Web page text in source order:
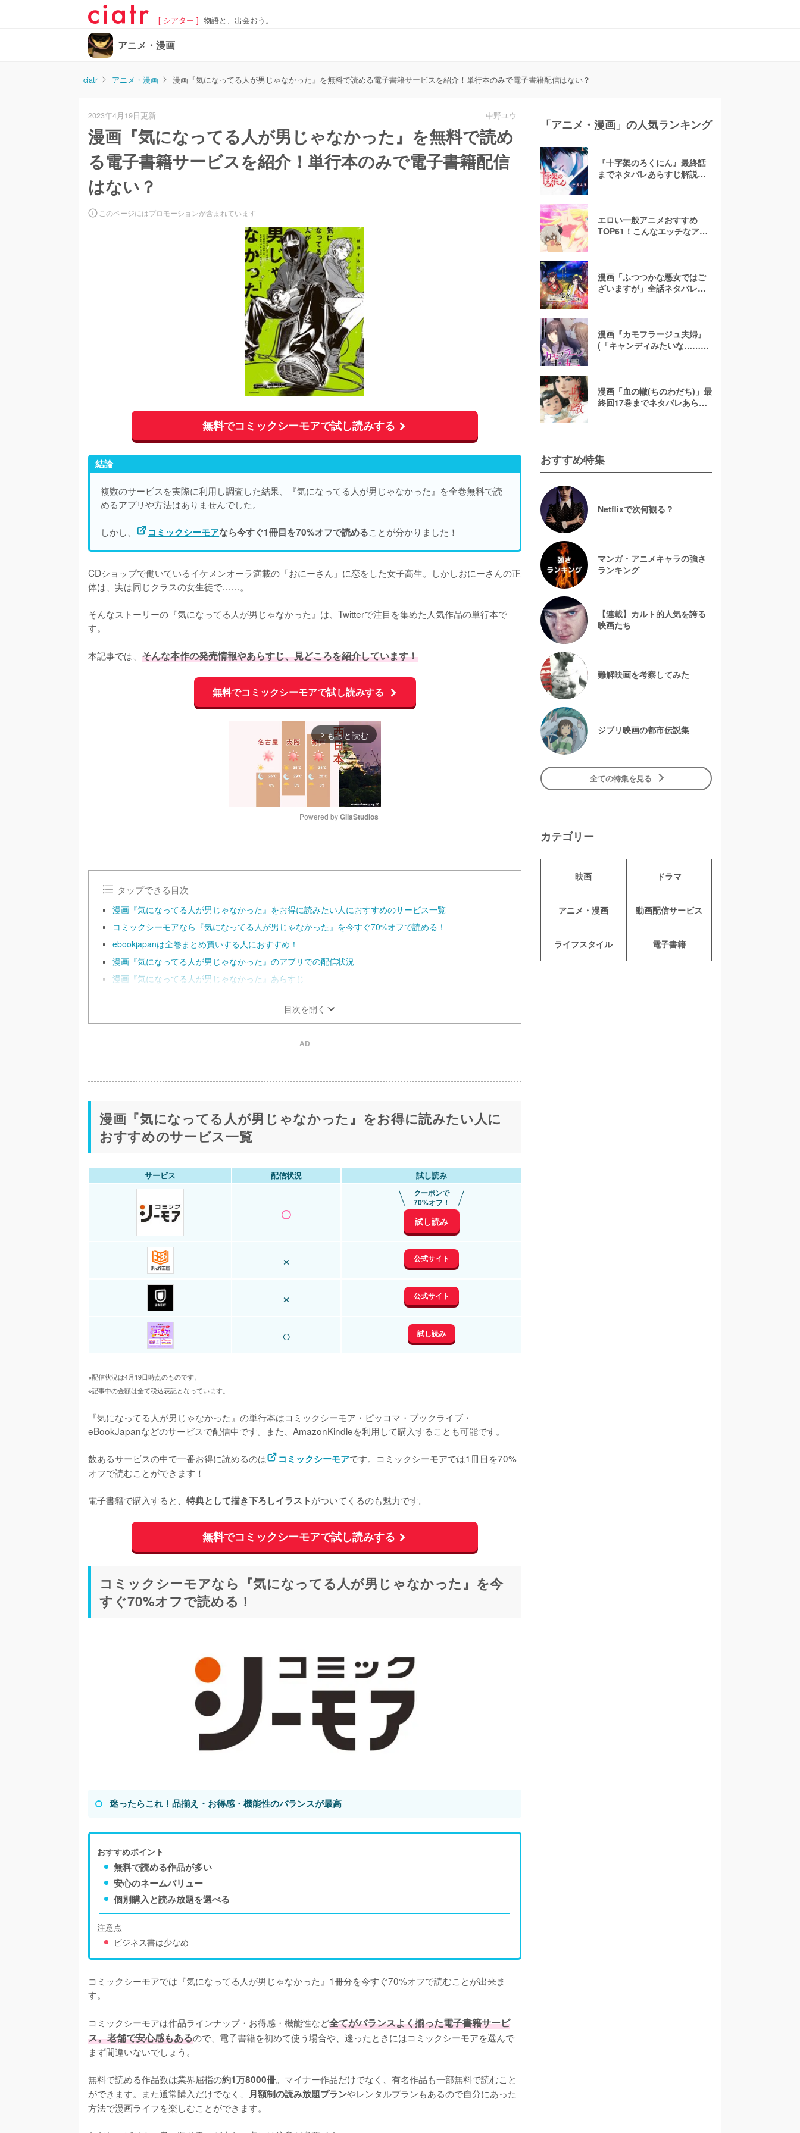
[ シアター ] 物語と、出会おう。
アニメ・漫画
ciatr アニメ・漫画 漫画『気になってる人が男じゃなかった』を無料で読める電子書籍サービスを紹介！単行本のみで電子書籍配信はない？
2023年4月19日更新 中野ユウ
漫画『気になってる人が男じゃなかった』を無料で読め
る電子書籍サービスを紹介！単行本のみで電子書籍配信
はない？
このページにはプロモーションが含まれています
無料でコミックシーモアで試し読みする
結論
複数のサービスを実際に利用し調査した結果、『気になってる人が男じゃなかった』を全巻無料で読
めるアプリや方法はありませんでした。
しかし、 コミックシーモアなら今すぐ1冊目を70%オフで読めることが分かりました！
CDショップで働いているイケメンオーラ満載の「おにーさん」に恋をした女子高生。しかしおにーさんの正
体は、実は同じクラスの女生徒で……。
そんなストーリーの『気になってる人が男じゃなかった』は、Twitterで注目を集めた人気作品の単行本で
す。
本記事では、 そんな本作の発売情報やあらすじ、見どころを紹介しています！
無料でコミックシーモアで試し読みする
arrow_forward_ios もっと読む
u
Powered by GliaStudios
タップできる目次
漫画『気になってる人が男じゃなかった』をお得に読みたい人におすすめのサービス一覧
コミックシーモアなら『気になってる人が男じゃなかった』を今すぐ70%オフで読める！
ebookjapanは全巻まとめ買いする人におすすめ！
漫画『気になってる人が男じゃなかった』のアプリでの配信状況
漫画『気になってる人が男じゃなかった』あらすじ
目次を開く
AD
漫画『気になってる人が男じゃなかった』をお得に読みたい人に
おすすめのサービス一覧
サービス 配信状況 試し読み
○
クーポンで
70%オフ！
試し読み
× 公式サイト
× 公式サイト
○ 試し読み
※配信状況は4月19日時点のものです。
※記事中の金額は全て税込表記となっています。
『気になってる人が男じゃなかった』の単行本はコミックシーモア・ピッコマ・ブックライブ・
eBookJapanなどのサービスで配信中です。また、AmazonKindleを利用して購入することも可能です。
数あるサービスの中で一番お得に読めるのは コミックシーモアです。コミックシーモアでは1冊目を70%
オフで読むことができます！
電子書籍で購入すると、 特典として描き下ろしイラストがついてくるのも魅力です。
無料でコミックシーモアで試し読みする
コミックシーモアなら『気になってる人が男じゃなかった』を今
すぐ70%オフで読める！
迷ったらこれ！品揃え・お得感・機能性のバランスが最高
おすすめポイント
無料で読める作品が多い
安心のネームバリュー
個別購入と読み放題を選べる
注意点
ビジネス書は少なめ
コミックシーモアでは『気になってる人が男じゃなかった』1冊分を今すぐ70%オフで読むことが出来ま
す。
コミックシーモアは作品ラインナップ・お得感・機能性など全てがバランスよく揃った電子書籍サービ
ス。老舗で安心感もあるので、電子書籍を初めて使う場合や、迷ったときにはコミックシーモアを選んで
まず間違いないでしょう。
無料で読める作品数は業界屈指の約1万8000冊。マイナー作品だけでなく、有名作品も一部無料で読むこと
ができます。また通常購入だけでなく、 月額制の読み放題プランやレンタルプランもあるので自分にあった
方法で漫画ライフを楽しむことができます。
「アニメ・漫画」の人気ランキング
『十字架のろくにん』最終話
までネタバレあらすじ解説！
エロい一般アニメおすすめ
TOP61！こんなエッチなアニ
漫画「ふつつかな悪女ではご
ざいますが」全話ネタバレあ
漫画『カモフラージュ夫婦』
(「キャンディみたいな……」)
漫画「血の轍(ちのわだち)」最
終回17巻までネタバレあらす
おすすめ特集
Netflixで次何観る？
マンガ・アニメキャラの強さ
ランキング
【連載】カルト的人気を誇る
映画たち
難解映画を考察してみた
ジブリ映画の都市伝説集
全ての特集を見る
カテゴリー
映画 ドラマ
アニメ・漫画 動画配信サービス
ライフスタイル 電子書籍